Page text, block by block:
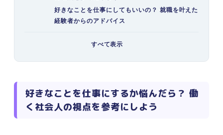
すべて表示
好きなことを仕事にしてもいいの？ 就職を叶えた
経験者からのアドバイス
る？ みんなの就職の基準も聞いてみた
長く続けられる
スキルや技術が身に付きやすい
好きなことを仕事にするか悩んだら？ 働
く社会人の視点を参考にしよう